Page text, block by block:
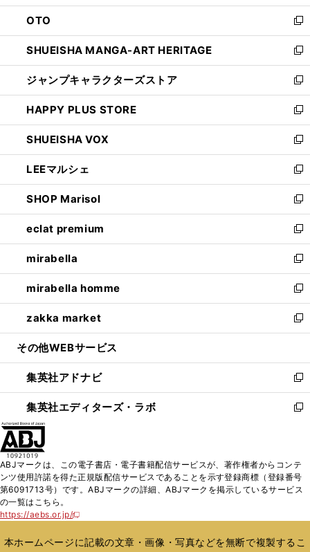
ウ
で
開
く
ン
ド
ウ
で
開
く
OTO
新
し
い
ウ
ィ
ン
ド
ウ
で
開
く
SHUEISHA MANGA-ART HERITAGE
新
し
い
ウ
ィ
ン
ド
ウ
で
開
く
ジャンプキャラクターズストア
新
し
い
ウ
ィ
ン
ド
ウ
で
開
く
HAPPY PLUS STORE
新
し
い
ウ
ィ
ン
ド
ウ
で
開
く
SHUEISHA VOX
新
し
い
ウ
ィ
ン
ド
ウ
で
開
く
LEEマルシェ
新
し
い
ウ
ィ
ン
ド
ウ
で
開
く
SHOP Marisol
新
し
い
ウ
ィ
ン
ド
ウ
で
開
eclat premium
新
し
い
ウ
ィ
ン
ド
ウ
開
く
mirabella
新
し
い
ウ
ィ
ン
ウ
で
開
く
mirabella homme
新
し
い
ウ
ン
ド
ウ
で
zakka market
新
し
ウ
ィ
ン
ド
く
その他WEBサービス
集英社アドナビ
新
し
い
ド
ウ
で
集英社エディターズ・ラボ
新
ィ
ン
ド
開
ABJマークは、この電子書店・電子書籍配信サービスが、著作権者からコンテ
ンツ使用許諾を得た正規版配信サービスであることを示す登録商標（登録番号
第6091713号）です。ABJマークの詳細、ABJマークを掲示しているサービス
の一覧はこちら。
https://aebs.or.jp/
新
い
ウ
本ホームページに記載の文章・画像・写真などを無断で複製するこ